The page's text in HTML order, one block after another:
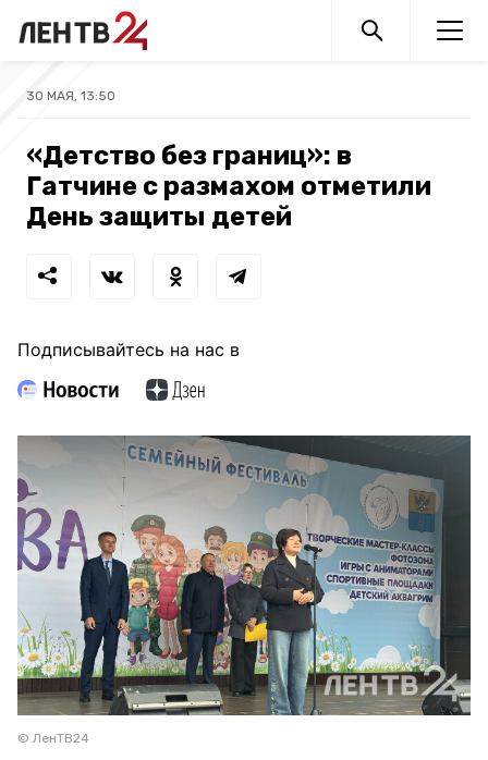
30 МАЯ, 13:50
«Детство без границ»: в
Гатчине с размахом отметили
День защиты детей
Подписывайтесь на нас в
© ЛенТВ24